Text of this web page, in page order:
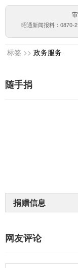
昭通新闻报料：0870-
标签 >> 政务服务
随手捐
捐赠信息
网友评论